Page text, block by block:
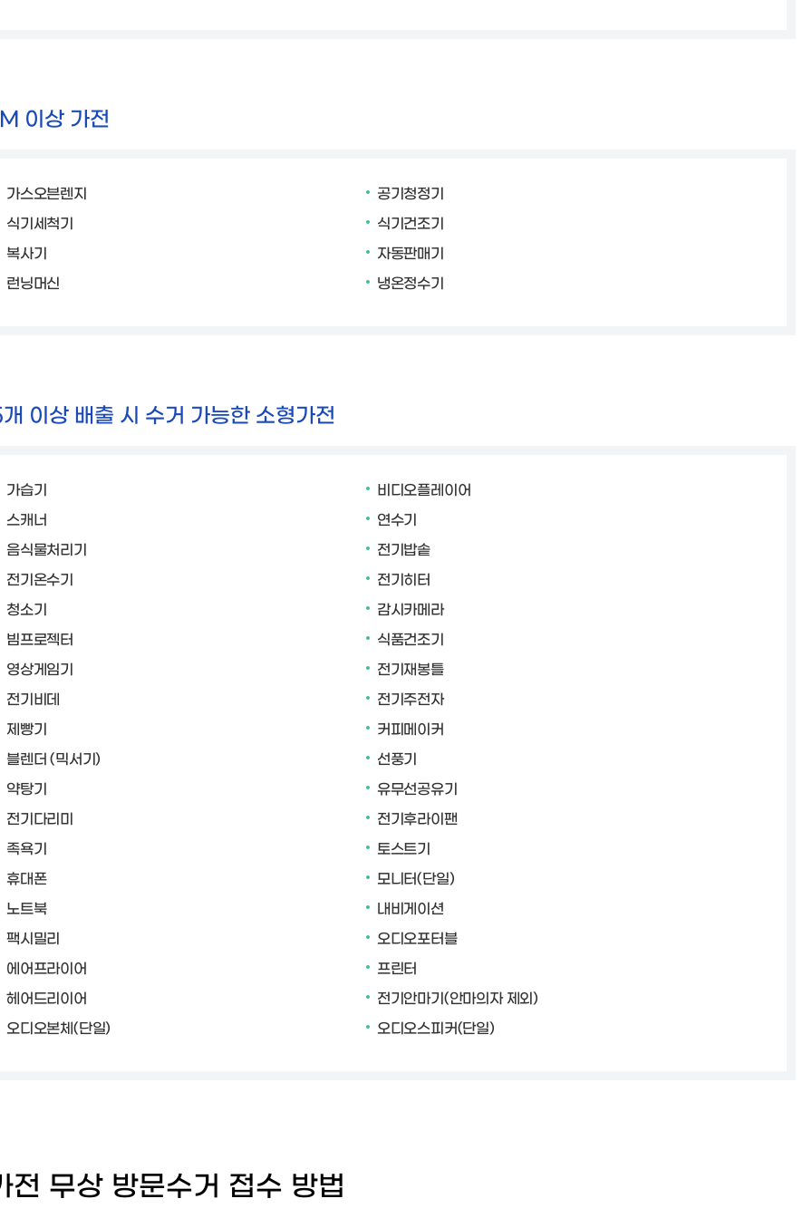
이상 가전
가스오븐렌지 공기청정기
식기세척기 식기건조기
복사기 자동판매기
런닝머신 냉온정수기
이상 배출 시 수거 가능한 소형가전
가습기 비디오플레이어
스캐너 연수기
음식물처리기 전기밥솥
전기온수기 전기히터
청소기 감시카메라
빔프로젝터 식품건조기
영상게임기 전기재봉틀
전기비데 전기주전자
제빵기 커피메이커
블렌더 (믹서기) 선풍기
약탕기 유무선공유기
전기다리미 전기후라이팬
족욕기 토스트기
휴대폰 모니터(단일)
노트북 내비게이션
팩시밀리 오디오포터블
에어프라이어 프린터
헤어드리이어 전기안마기(안마의자 제외)
오디오본체(단일) 오디오스피커(단일)
전 무상 방문수거 접수 방법